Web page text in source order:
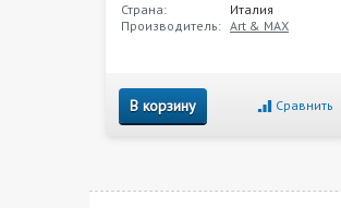
Страна:
Италия
Производитель: Art & MAX
В корзину Сравнить